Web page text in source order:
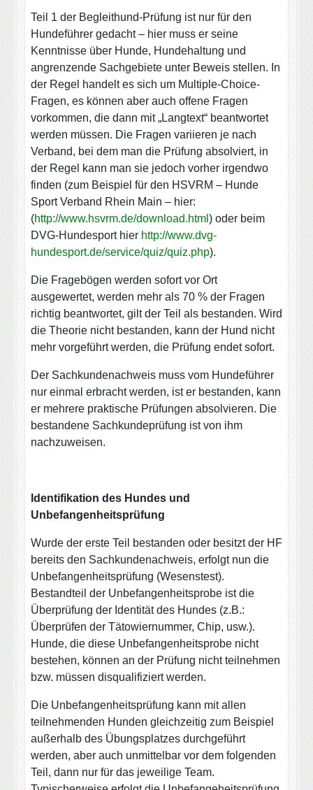
Teil 1 der Begleithund-Prüfung ist nur für den
Hundeführer gedacht – hier muss er seine
Kenntnisse über Hunde, Hundehaltung und
angrenzende Sachgebiete unter Beweis stellen. In
der Regel handelt es sich um Multiple-Choice-
Fragen, es können aber auch offene Fragen
vorkommen, die dann mit „Langtext“ beantwortet
werden müssen. Die Fragen variieren je nach
Verband, bei dem man die Prüfung absolviert, in
der Regel kann man sie jedoch vorher irgendwo
finden (zum Beispiel für den HSVRM – Hunde
Sport Verband Rhein Main – hier:
(http://www.hsvrm.de/download.html ) oder beim
DVG-Hundesport hier http://www.dvg-
hundesport.de/service/quiz/quiz.php).
Die Fragebögen werden sofort vor Ort
ausgewertet, werden mehr als 70 % der Fragen
richtig beantwortet, gilt der Teil als bestanden. Wird
die Theorie nicht bestanden, kann der Hund nicht
mehr vorgeführt werden, die Prüfung endet sofort.
Der Sachkundenachweis muss vom Hundeführer
nur einmal erbracht werden, ist er bestanden, kann
er mehrere praktische Prüfungen absolvieren. Die
bestandene Sachkundeprüfung ist von ihm
nachzuweisen.
Identifikation des Hundes und
Unbefangenheitsprüfung
Wurde der erste Teil bestanden oder besitzt der HF
bereits den Sachkundenachweis, erfolgt nun die
Unbefangenheitsprüfung (Wesenstest).
Bestandteil der Unbefangenheitsprobe ist die
Überprüfung der Identität des Hundes (z.B.:
Überprüfen der Tätowiernummer, Chip, usw.).
Hunde, die diese Unbefangenheitsprobe nicht
bestehen, können an der Prüfung nicht teilnehmen
bzw. müssen disqualifiziert werden.
Die Unbefangenheitsprüfung kann mit allen
teilnehmenden Hunden gleichzeitig zum Beispiel
außerhalb des Übungsplatzes durchgeführt
werden, aber auch unmittelbar vor dem folgenden
Teil, dann nur für das jeweilige Team.